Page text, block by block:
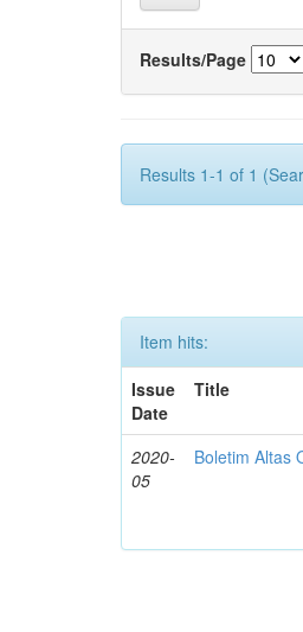
Results/Page
Results 1-1 of 1
Item hits:
Issue
Date
Title
2020-
05
Boletim Altas